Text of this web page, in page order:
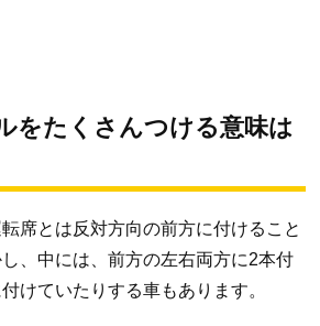
をたくさんつける意味は
席とは反対方向の前方に付けること
、中には、前方の左右両方に2本付
けていたりする車もあります。